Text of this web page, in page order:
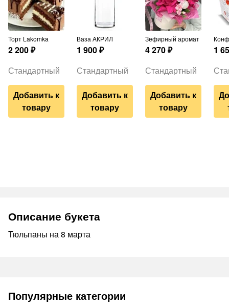
Торт Lakomka
2 200₽
Стандартный
Добавить к
товару
Ваза АКРИЛ
1 900₽
Стандартный
Добавить к
товару
Зефирный аромат
4 270₽
Стандартный
Добавить к
товару
1
Описание букета
Тюльпаны на 8 марта
Популярные категории